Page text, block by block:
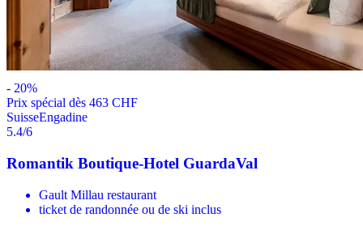
- 20%
Prix ​​spécial dès 463 CHF
SuisseEngadine
5.4/6
Romantik Boutique-Hotel GuardaVal
Gault Millau restaurant
ticket de randonnée ou de ski inclus